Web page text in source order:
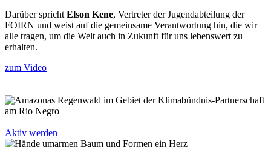
Darüber spricht Elson Kene, Vertreter der Jugendabteilung der
FOIRN und weist auf die gemeinsame Verantwortung hin, die wir
alle tragen, um die Welt auch in Zukunft für uns lebenswert zu
erhalten.
zum Video
Aktiv werden